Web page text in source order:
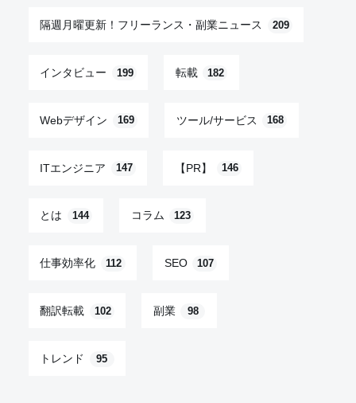
隔週月曜更新！フリーランス・副業ニュース 209
インタビュー 199 転載 182
Webデザイン 169 ツール/サービス 168
ITエンジニア 147 【PR】 146
とは 144 コラム 123
仕事効率化 112 SEO 107
翻訳転載 102 副業 98
トレンド 95